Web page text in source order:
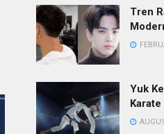
Tren
Yuk
Karate